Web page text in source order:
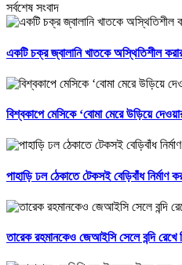
সর্বশেষ সংবাদ
একটি চক্র জ্বালানি খাতকে অস্থিতিশীল
বিশ্বকাপে মেসিকে ‘বোমা মেরে উড়িয়ে
পাহাড়ি ঢল ঠেকাতে টেকসই বেড়িবাঁধ নির্মাণ
তারেক রহমানকেও জেআইসি সেলে বন্দি রেখে